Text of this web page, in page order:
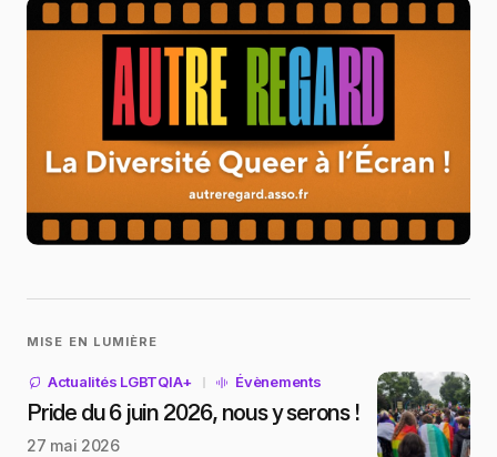
MISE EN LUMIÈRE
Actualités LGBTQIA+ Évènements
Pride du 6 juin 2026, nous y serons !
27 mai 2026